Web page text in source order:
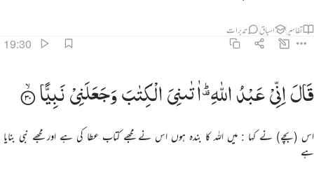
تفاسیر اسباق تدبرات
19:30
قال اني عبد الله اتاني الكتاب وجعلني نبيا ٣٠
قَالَ إِنِّى عَبْدُ ٱللَّهِ ءَاتَىٰنِىَ ٱلْكِتَـٰبَ وَجَعَلَنِى نَبِيًّۭا ٣٠
قَالَاِنِّیْعَبْدُاللّٰهِ ؕ۫ اٰتٰىنِیَالْكِتٰبَوَجَعَلَنِیْنَبِیًّا
اس (بچے) نے کہا : میں اللہ کا بندہ ہوں اس نے مجھے کتاب عطا کی ہے اور مجھے نبی بنایا
ہے